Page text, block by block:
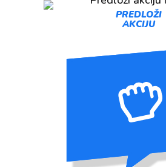
PREDLOŽI
AKCIJU